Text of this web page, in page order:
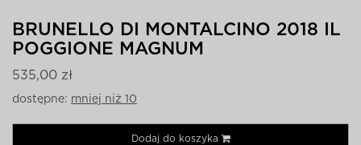
BRUNELLO DI MONTALCINO 2018 IL
POGGIONE MAGNUM
535,00 zł
dostępne: mniej niż 10
Dodaj do koszyka